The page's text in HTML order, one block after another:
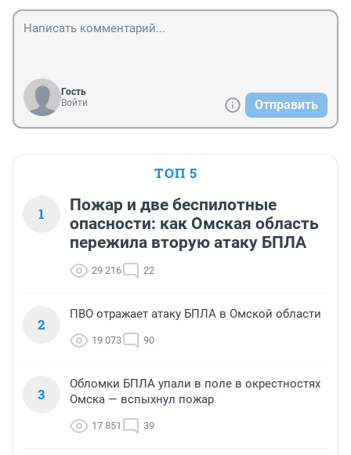
Гость
Войти
Отправить
ТОП 5
1
Пожар и две беспилотные
опасности: как Омская область
пережила вторую атаку БПЛА
29 216 22
2
ПВО отражает атаку БПЛА в Омской области
19 073 90
3
Обломки БПЛА упали в поле в окрестностях
Омска — вспыхнул пожар
17 851 39